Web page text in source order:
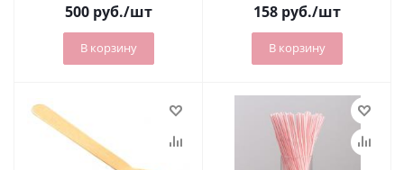
500 руб./шт
В корзину
158 руб./шт
В корзину